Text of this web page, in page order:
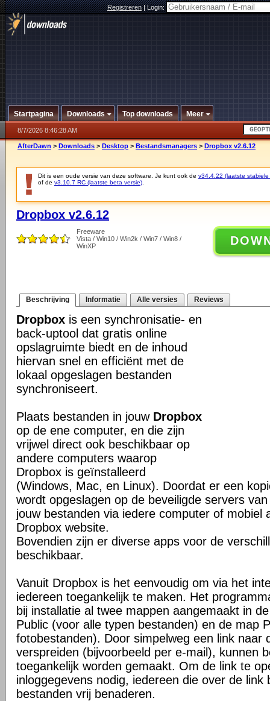
Registreren|Login:
Startpagina Downloads Top downloads Meer
8/7/2026 8:46:28 AM
AfterDawn > Downloads > Desktop > Bestandsmanagers > Dropbox v2.6.12
Dit is een oude versie van deze software. Je kunt ook de v34.4.22 (laatste stabiele
of de v3.10.7 RC (laatste beta versie)
Dropbox v2.6.12
Freeware
Vista / Win10 / Win2k / Win7 / Win8 /
WinXP
Beschrijving Informatie Alle versies Reviews
Dropbox is een synchronisatie- en
back-uptool dat gratis online
opslagruimte biedt en de inhoud
hiervan snel en efficiënt met de
lokaal opgeslagen bestanden
synchroniseert.
Plaats bestanden in jouw Dropbox
op de ene computer, en die zijn
vrijwel direct ook beschikbaar op
andere computers waarop
Dropbox is geïnstalleerd
(Windows, Mac, en Linux). Doordat er een
wordt opgeslagen op de beveiligde servers
jouw bestanden via iedere computer of mobiel
Dropbox website.
Bovendien zijn er diverse apps voor de
beschikbaar.
Vanuit Dropbox is het eenvoudig om via het
iedereen toegankelijk te maken. Het
bij installatie al twee mappen aangemaakt in
Public (voor alle typen bestanden) en de map
fotobestanden). Door simpelweg een link naar
verspreiden (bijvoorbeeld per e-mail), kunnen
toegankelijk worden gemaakt. Om de link te
inloggegevens nodig, iedereen die over de link
bestanden vrij benaderen.